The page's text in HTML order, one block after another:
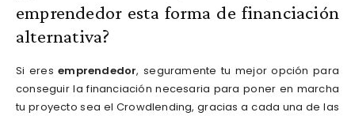
emprendedor esta forma de financiación
alternativa?
Si eresemprendedor, seguramente tu mejor opción para
conseguir la financiación necesaria para poner en marcha
tu proyecto sea el Crowdlending, gracias a cada una de las